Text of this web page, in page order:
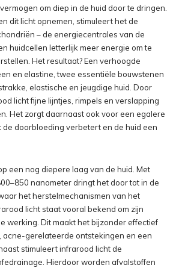
om diep in de huid door te dringen.
dit licht opnemen, stimuleert het de
– de energiecentrales van de
huidcellen letterlijk meer energie om te
Het resultaat? Een verhoogde
en elastine, twee essentiële bouwstenen
elastische en jeugdige huid. Door
licht fijne lijntjes, rimpels en verslapping
Het zorgt daarnaast ook voor een egalere
de doorbloeding verbetert en de huid een
een nog diepere laag van de huid. Met
nanometer dringt het door tot in de
het herstelmechanismen van het
licht staat vooral bekend om zijn
werking. Dit maakt het bijzonder effectief
acne-gerelateerde ontstekingen en een
stimuleert infrarood licht de
Hierdoor worden afvalstoffen